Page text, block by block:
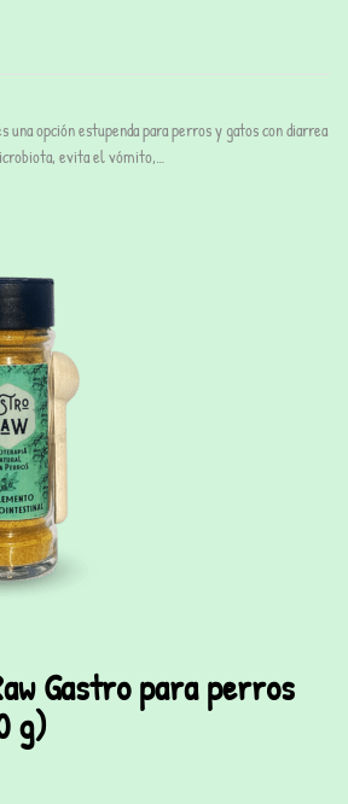
una opción estupenda para perros y gatos con diarrea
evita el vómito,…
Gastro para perros
g)